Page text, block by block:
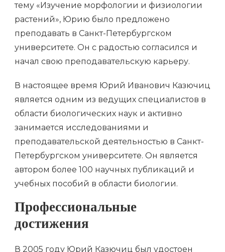
тему «Изучение морфологии и физиологии
растений», Юрию было предложено
преподавать в Санкт-Петербургском
университете. Он с радостью согласился и
начал свою преподавательскую карьеру.
В настоящее время Юрий Иванович Казючиц
является одним из ведущих специалистов в
области биологических наук и активно
занимается исследованиями и
преподавательской деятельностью в Санкт-
Петербургском университете. Он является
автором более 100 научных публикаций и
учебных пособий в области биологии.
Профессиональные
достижения
В 2005 году Юрий Казючиц был удостоен